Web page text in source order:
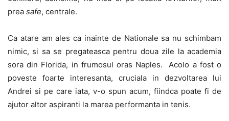
prea safe, centrale.
Ca atare am ales ca inainte de Nationale sa nu schimbam
nimic, si sa se pregateasca pentru doua zile la academia
sora din Florida, in frumosul oras Naples. Acolo a fost o
poveste foarte interesanta, cruciala in dezvoltarea lui
Andrei si pe care iata, v-o spun acum, fiindca poate fi de
ajutor altor aspiranti la marea performanta in tenis.